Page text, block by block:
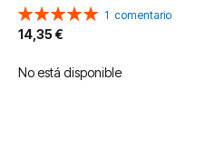
Valoración:
100%
1 comentario
14,35 €
No está disponible